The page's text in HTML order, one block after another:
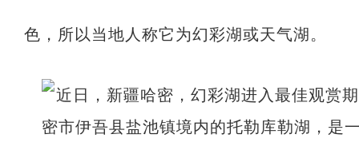
色，所以当地人称它为幻彩湖或天气湖。